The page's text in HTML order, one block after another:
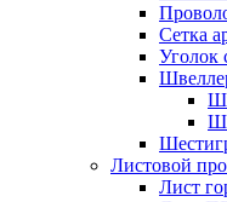
Сетка
Уголок
Листовой
Лист